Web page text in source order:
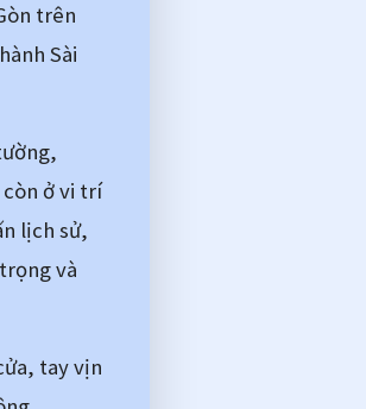
trên
Sài
còn ở vi trí
lịch sử,
và
tay vịn